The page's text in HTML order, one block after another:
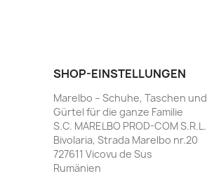
SHOP-EINSTELLUNGEN
Marelbo – Schuhe, Taschen und
Gürtel für die ganze Familie
S.C. MARELBO PROD-COM S.R.L.
Bivolaria, Strada Marelbo nr.20
727611 Vicovu de Sus
Rumänien